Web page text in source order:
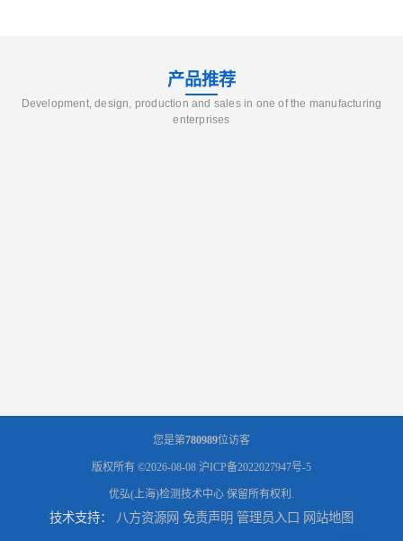
产品推荐
Development, design, production and sales in one of the manufacturing
enterprises
您是第780989位访客
版权所有 ©2026-08-08 沪ICP备2022027947号-5
优弘(上海)检测技术中心 保留所有权利.
技术支持： 八方资源网 免责声明 管理员入口 网站地图